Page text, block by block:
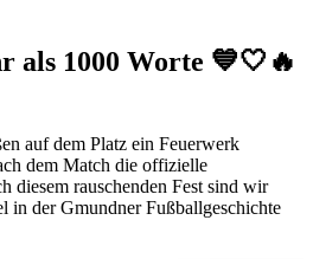
als 1000 Worte 💙🤍🔥
auf dem Platz ein Feuerwerk
dem Match die offizielle
diesem rauschenden Fest sind wir
in der Gmundner Fußballgeschichte